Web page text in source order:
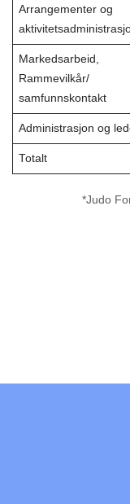
Arrangementer og
Markedsarbeid,
Rammevilkår/
samfunnskontakt
Administrasjon og
Totalt
*Judo